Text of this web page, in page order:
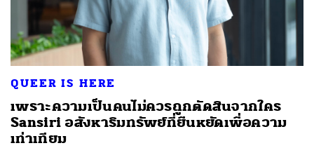
QUEER IS HERE
เพราะความเป็นคนไม่ควรถูกตัดสินจากใคร
Sansiri อสังหาริมทรัพย์ที่ยืนหยัดเพื่อความ
เท่าเทียม